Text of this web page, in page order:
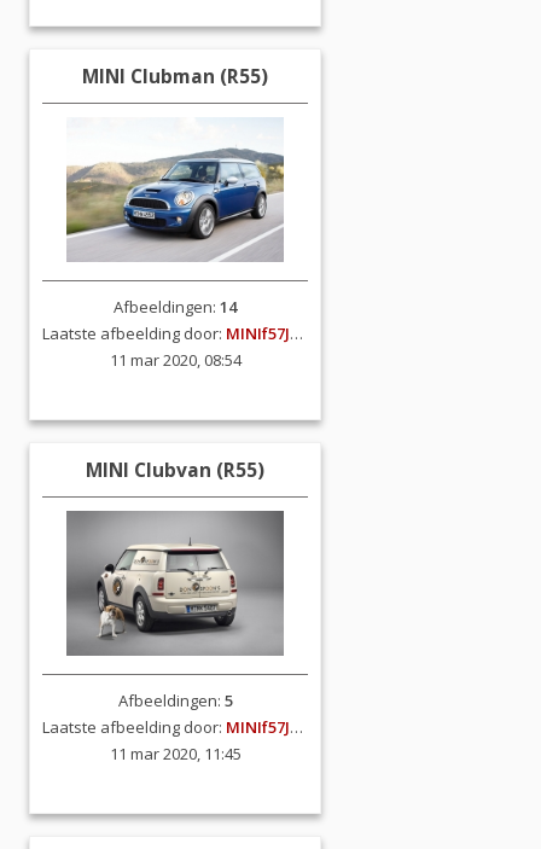
MINI Clubman (R55)
Afbeeldingen: 14
Laatste afbeelding door: MINIf57JCW
11 mar 2020, 08:54
MINI Clubvan (R55)
Afbeeldingen: 5
Laatste afbeelding door: MINIf57JCW
11 mar 2020, 11:45